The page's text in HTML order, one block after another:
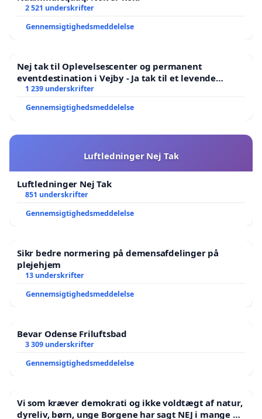
2 521 underskrifter
Gennemsigtighedsmeddelelse
Nej tak til Oplevelsescenter og permanent
eventdestination i Vejby - Ja tak til et levende
lokalområde i balance
1 239 underskrifter
Gennemsigtighedsmeddelelse
Luftledninger Nej Tak
Luftledninger Nej Tak
851 underskrifter
Gennemsigtighedsmeddelelse
Sikr bedre normering på demensafdelinger på
plejehjem
13 underskrifter
Gennemsigtighedsmeddelelse
Bevar Odense Friluftsbad
3 309 underskrifter
Gennemsigtighedsmeddelelse
Vi som kræver demokrati og ikke voldtægt af natur,
dyreliv, børn, unge Borgene har sagt NEJ i mange år.